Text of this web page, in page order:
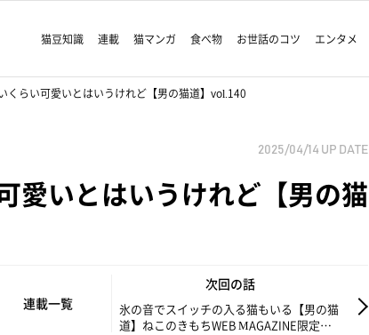
猫豆知識 連載 猫マンガ 食べ物 お世話のコツ エンタメ
くらい可愛いとはいうけれど【男の猫道】vol.140
2025/04/14 UP DATE
愛いとはいうけれど【男の猫
連載一覧
次回の話
氷の音でスイッチの入る猫もいる【男の猫
道】ねこのきもちWEB MAGAZINE限定話